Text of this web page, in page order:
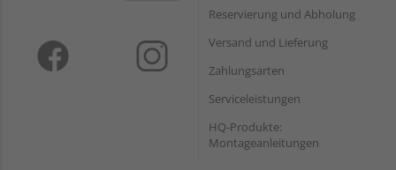
Reservierung und Abholung
Versand und Lieferung
Zahlungsarten
Serviceleistungen
HQ-Produkte:
Montageanleitungen